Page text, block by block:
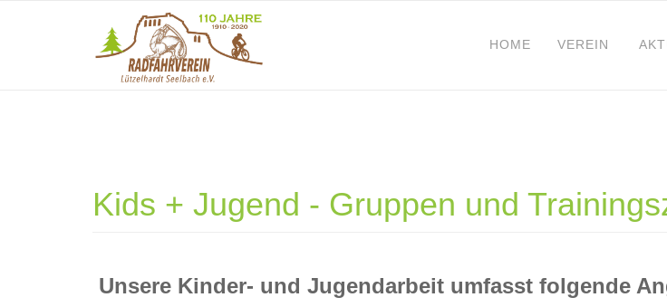
HOME VEREIN
Kids + Jugend - Gruppen und
Unsere Kinder- und Jugendarbeit umfasst folgende